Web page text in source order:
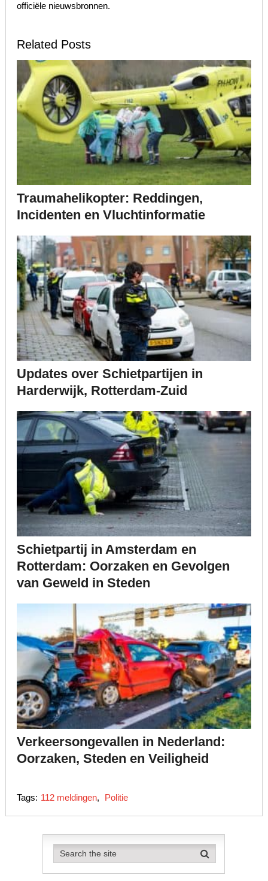
officiële nieuwsbronnen.
Related Posts
Traumahelikopter: Reddingen,
Incidenten en Vluchtinformatie
Updates over Schietpartijen in
Harderwijk, Rotterdam-Zuid
Schietpartij in Amsterdam en
Rotterdam: Oorzaken en Gevolgen
van Geweld in Steden
Verkeersongevallen in Nederland:
Oorzaken, Steden en Veiligheid
Tags: 112 meldingen, Politie